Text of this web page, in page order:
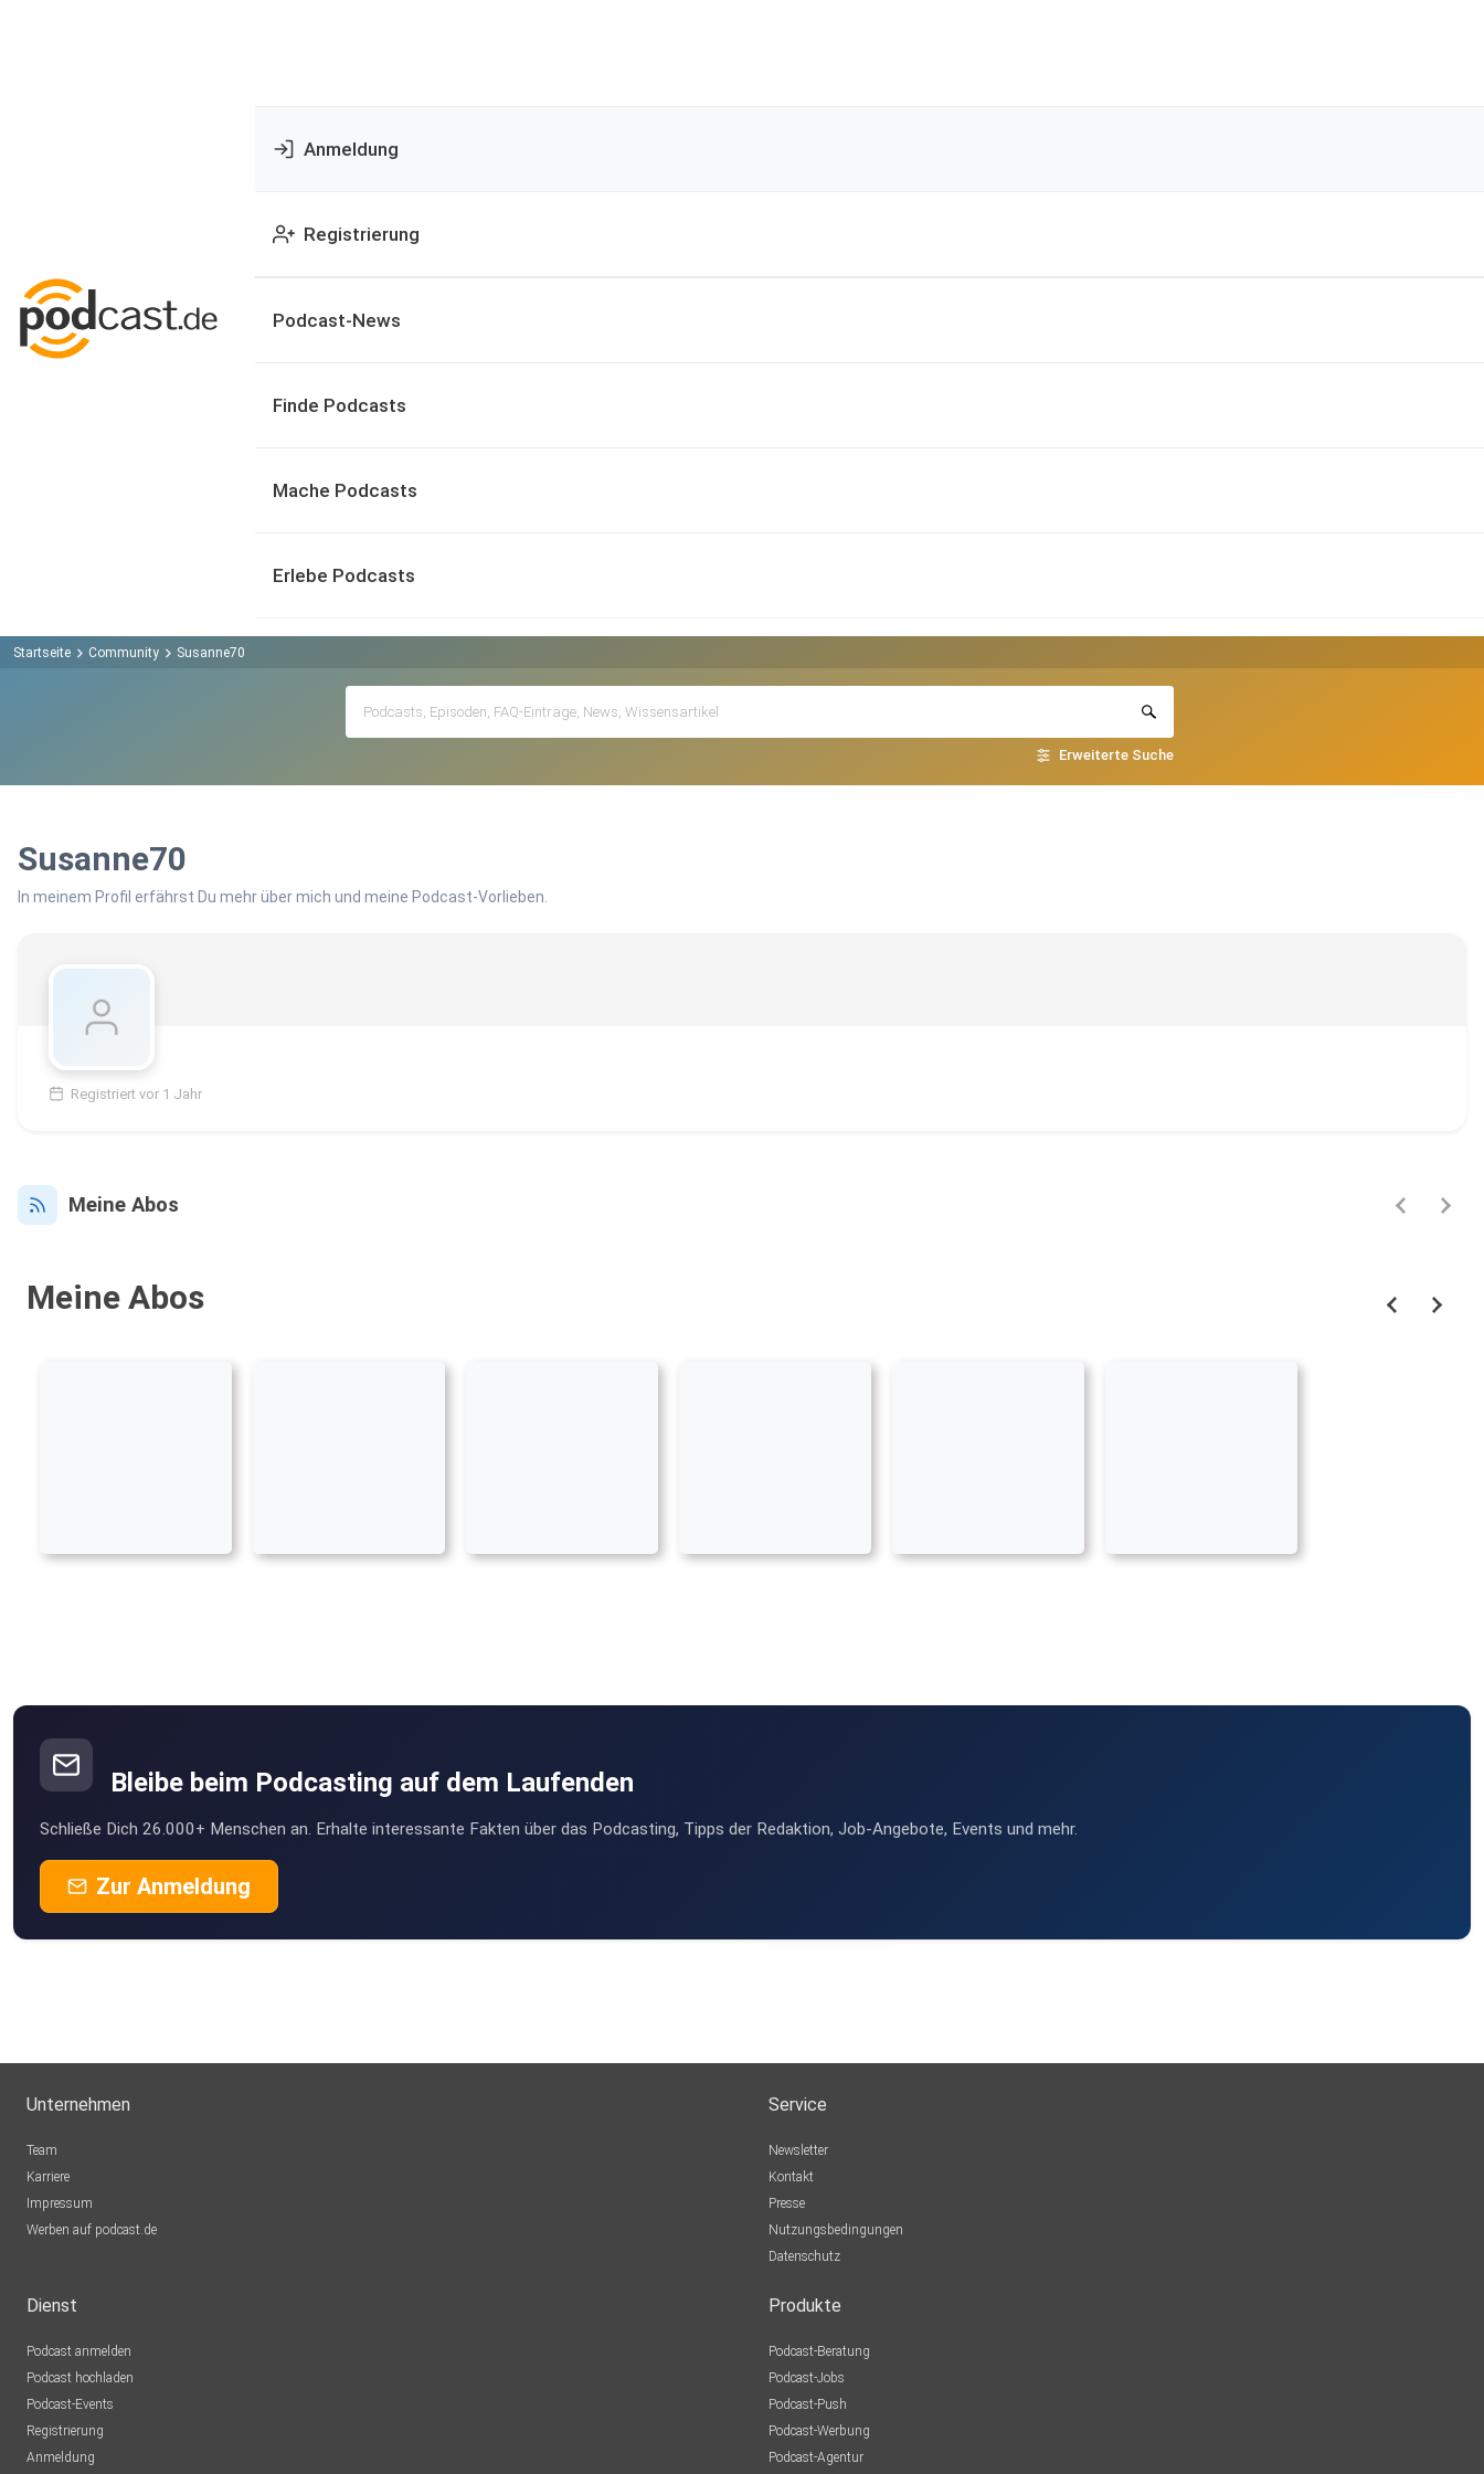
Anmeldung
Registrierung
Podcast-News
Finde Podcasts
Mache Podcasts
Erlebe Podcasts
Startseite Community Susanne70
Erweiterte Suche
Susanne70
In meinem Profil erfährst Du mehr über mich und meine Podcast-Vorlieben.
Registriert vor 1 Jahr
Meine Abos
Meine Abos
Bleibe beim Podcasting auf dem Laufenden
Schließe Dich 26.000+ Menschen an. Erhalte interessante Fakten über das Podcasting, Tipps der Redaktion, Job-Angebote, Events und mehr.
Zur Anmeldung
Unternehmen
Team
Karriere
Impressum
Werben auf podcast.de
Service
Newsletter
Kontakt
Presse
Nutzungsbedingungen
Datenschutz
Dienst
Podcast anmelden
Podcast hochladen
Podcast-Events
Registrierung
Anmeldung
Produkte
Podcast-Beratung
Podcast-Jobs
Podcast-Push
Podcast-Werbung
Podcast-Agentur